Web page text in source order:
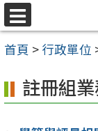
跳
至
主
內
選
單
首頁 > 行政單位
註冊組